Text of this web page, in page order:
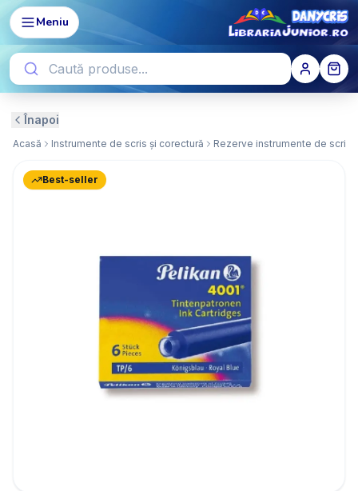
Meniu
Înapoi
Acasă Instrumente de scris și corectură Rezerve instrumente de scris
Best-seller